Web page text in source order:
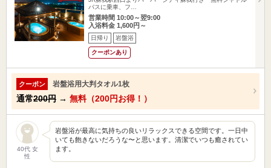
バスに乗車、フ…
営業時間 10:00～翌9:00
入浴料金 1,600円～
日帰り 岩盤浴
クーポンあり
クーポン 岩盤浴用大判タオル1枚
通常200円 → 無料（200円お得！）
40代 女
性
岩盤浴が最高に気持ちの良いリラックスできる空間です。一日中
いても飽きないだろうな〜と思います。清潔でいつも癒されてい
ます。